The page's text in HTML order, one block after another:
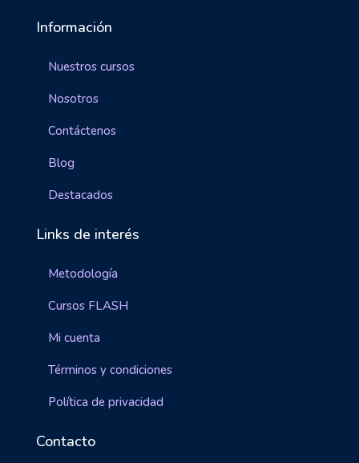
Información
Nuestros cursos
Nosotros
Contáctenos
Blog
Destacados
Links de interés
Metodología
Cursos FLASH
Mi cuenta
Términos y condiciones
Política de privacidad
Contacto